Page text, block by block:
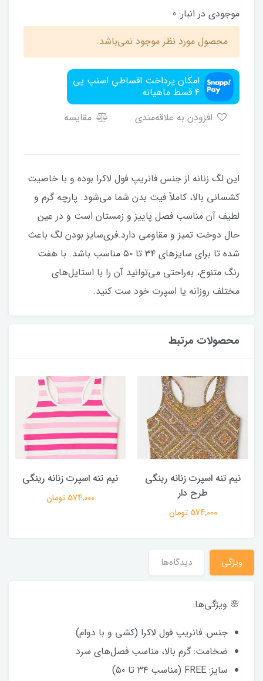
موجودی در انبار: 0
محصول مورد نظر موجود نمی‌باشد.
امکان پرداخت اقساطیِ اسنپ پی
۴ قسط ماهیانه
مقایسه
این لگ زنانه از جنس فانریپ فول لاکرا بوده و با خاصیت
کشسانی بالا، کاملاً فیت بدن شما می‌شود. پارچه گرم و
لطیف آن مناسب فصل پاییز و زمستان است و در عین
حال دوخت تمیز و مقاومی دارد.فری‌سایز بودن لگ باعث
شده تا برای سایزهای ۳۴ تا ۵۰ مناسب باشد. با هفت
رنگ متنوع، به‌راحتی می‌توانید آن را با استایل‌های
مختلف روزانه یا اسپرت خود ست کنید.
محصولات مرتبط
نیم تنه اسپرت زنانه رینگی
طرح دار
574,000 تومان
نیم تنه اسپرت زنانه رینگی
574,000 تومان
ویژگی دیدگاه‌ها
🌸 ویژگی‌ها:
جنس: فانریپ فول لاکرا (کشی و با دوام)
ضخامت: گرم بالا، مناسب فصل‌های سرد
سایز: FREE (مناسب ۳۴ تا ۵۰)